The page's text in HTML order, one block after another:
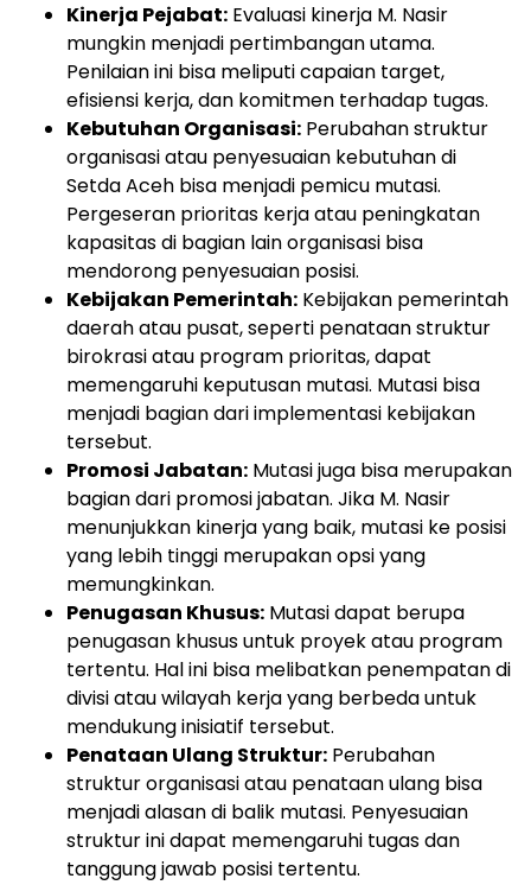
Kinerja Pejabat: Evaluasi kinerja M. Nasir
mungkin menjadi pertimbangan utama.
Penilaian ini bisa meliputi capaian target,
efisiensi kerja, dan komitmen terhadap tugas.
Kebutuhan Organisasi: Perubahan struktur
organisasi atau penyesuaian kebutuhan di
Setda Aceh bisa menjadi pemicu mutasi.
Pergeseran prioritas kerja atau peningkatan
kapasitas di bagian lain organisasi bisa
mendorong penyesuaian posisi.
Kebijakan Pemerintah: Kebijakan pemerintah
daerah atau pusat, seperti penataan struktur
birokrasi atau program prioritas, dapat
memengaruhi keputusan mutasi. Mutasi bisa
menjadi bagian dari implementasi kebijakan
tersebut.
Promosi Jabatan: Mutasi juga bisa merupakan
bagian dari promosi jabatan. Jika M. Nasir
menunjukkan kinerja yang baik, mutasi ke posisi
yang lebih tinggi merupakan opsi yang
memungkinkan.
Penugasan Khusus: Mutasi dapat berupa
penugasan khusus untuk proyek atau program
tertentu. Hal ini bisa melibatkan penempatan di
divisi atau wilayah kerja yang berbeda untuk
mendukung inisiatif tersebut.
Penataan Ulang Struktur: Perubahan
struktur organisasi atau penataan ulang bisa
menjadi alasan di balik mutasi. Penyesuaian
struktur ini dapat memengaruhi tugas dan
tanggung jawab posisi tertentu.